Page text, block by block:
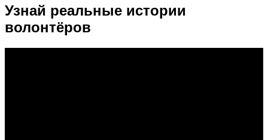
Узнай реальные истории
волонтёров